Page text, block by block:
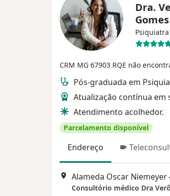
Dra.
Gomes
Psiquiatra
CRM MG 67903 RQE não
Pós-graduada em
Atualização contínua em
Atendimento acolhedor.
Parcelamento disponível
Endereço
Alameda Oscar Niemeyer
Consultório médico Dra